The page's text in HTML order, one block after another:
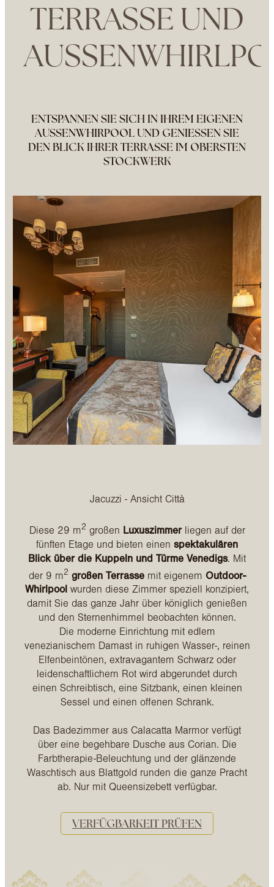
TERRASSE UND
ENTSPANNEN SIE SICH IN IHREM EIGENEN
AUSSENWHIRPOOL UND GENIESSEN SIE
DEN BLICK IHRER TERRASSE IM OBERSTEN
STOCKWERK
Jacuzzi - Ansicht Città
Diese 29 m2 großen Luxuszimmerliegen auf der
fünften Etage und bieten einen spektakulären
Blick über die Kuppeln und Türme Venedigs. Mit
der 9 m2 großen Terrassemit eigenem Outdoor-
Whirlpool wurden diese Zimmer speziell konzipiert,
damit Sie das ganze Jahr über königlich genießen
und den Sternenhimmel beobachten können.
Die moderne Einrichtung mit edlem
venezianischem Damast in ruhigen Wasser-, reinen
Elfenbeintönen, extravagantem Schwarz oder
leidenschaftlichem Rot wird abgerundet durch
einen Schreibtisch, eine Sitzbank, einen kleinen
Sessel und einen offenen Schrank.
Das Badezimmer aus Calacatta Marmor verfügt
über eine begehbare Dusche aus Corian. Die
Farbtherapie-Beleuchtung und der glänzende
Waschtisch aus Blattgold runden die ganze Pracht
ab. Nur mit Queensizebett verfügbar.
VERFÜGBARKEIT PRÜFEN